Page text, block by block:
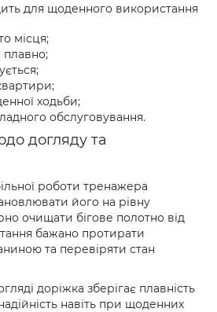
для щоденного використання
місця;
плавно;
ходьби;
обслуговування.
догляду та
роботи тренажера
його на рівну
очищати бігове полотно від
бажано протирати
та перевіряти стан
доріжка зберігає плавність
навіть при щоденних